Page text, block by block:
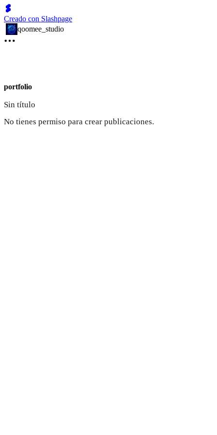
Creado con Slashpage
qoomee_studio
portfolio
Sin título
No tienes permiso para crear publicaciones.